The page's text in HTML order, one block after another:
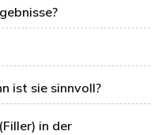
ist sie sinnvoll?
in der